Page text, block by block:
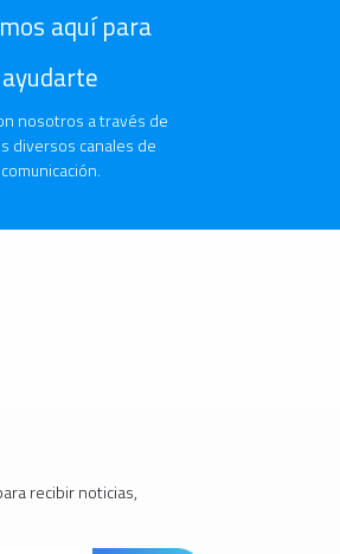
aquí para
ayudarte
nosotros a través de
diversos canales de
comunicación.
recibir noticias,